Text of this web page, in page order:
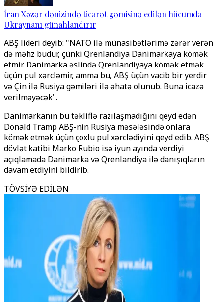
İran Xəzər dənizində ticarət gəmisinə edilən hücumda
Ukraynanı günahlandırır
ABŞ lideri deyib: "NATO ilə münasibətlərimə zərər verən
də məhz budur, çünki Qrenlandiya Danimarkaya kömək
etmir. Danimarka əslində Qrenlandiyaya kömək etmək
üçün pul xərcləmir, amma bu, ABŞ üçün vacib bir yerdir
və Çin ilə Rusiya gəmiləri ilə əhatə olunub. Buna icazə
verilməyəcək".
Danimarkanın bu təkliflə razılaşmadığını qeyd edən
Donald Tramp ABŞ-nin Rusiya məsələsində onlara
kömək etmək üçün çoxlu pul xərclədiyini qeyd edib. ABŞ
dövlət katibi Marko Rubio isə iyun ayında verdiyi
açıqlamada Danimarka və Qrenlandiya ilə danışıqların
davam etdiyini bildirib.
TÖVSİYƏ EDİLƏN